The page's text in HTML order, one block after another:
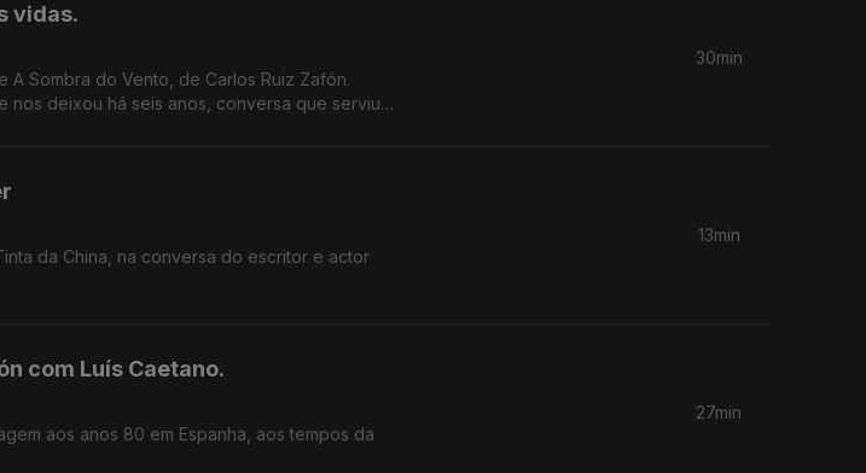
vidas.
Sombra do Vento, de Carlos Ruiz Zafón.
nos deixou há seis anos, conversa que serviu
30min
da China, na conversa do escritor e actor
13min
com Luís Caetano.
aos anos 80 em Espanha, aos tempos da
27min